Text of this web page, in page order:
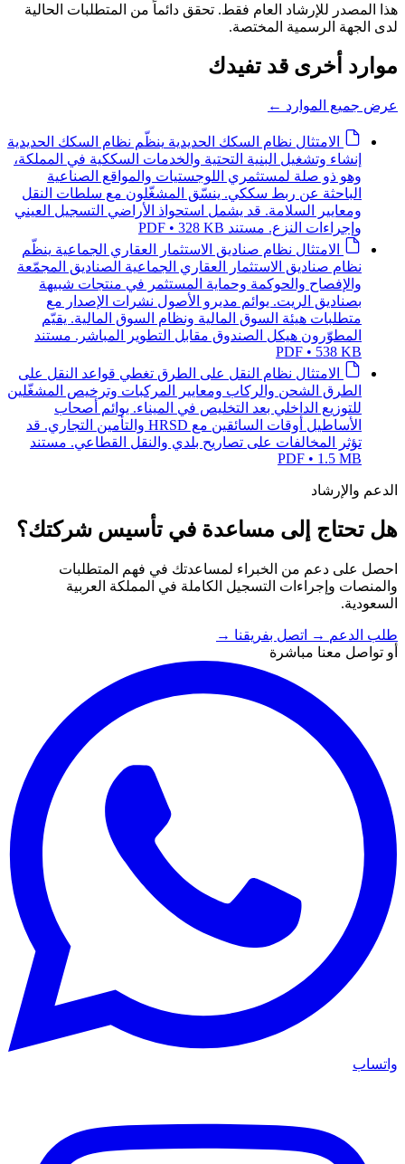
هذا المصدر للإرشاد العام فقط. تحقق دائماً من المتطلبات الحالية
لدى الجهة الرسمية المختصة.
موارد أخرى قد تفيدك
عرض جميع الموارد ←
الامتثال نظام السكك الحديدية ينظّم نظام السكك الحديدية
إنشاء وتشغيل البنية التحتية والخدمات السككية في المملكة،
وهو ذو صلة لمستثمري اللوجستيات والمواقع الصناعية
الباحثة عن ربط سككي. ينسّق المشغّلون مع سلطات النقل
ومعايير السلامة. قد يشمل استحواذ الأراضي التسجيل العيني
وإجراءات النزع. مستند PDF • 328 KB
الامتثال نظام صناديق الاستثمار العقاري الجماعية ينظّم
نظام صناديق الاستثمار العقاري الجماعية الصناديق المجمّعة
والإفصاح والحوكمة وحماية المستثمر في منتجات شبيهة
بصناديق الريت. يوائم مديرو الأصول نشرات الإصدار مع
متطلبات هيئة السوق المالية ونظام السوق المالية. يقيّم
المطوّرون هيكل الصندوق مقابل التطوير المباشر. مستند
PDF • 538 KB
الامتثال نظام النقل على الطرق تغطي قواعد النقل على
الطرق الشحن والركاب ومعايير المركبات وترخيص المشغّلين
للتوزيع الداخلي بعد التخليص في الميناء. يوائم أصحاب
الأساطيل أوقات السائقين مع HRSD والتأمين التجاري. قد
تؤثر المخالفات على تصاريح بلدي والنقل القطاعي. مستند
PDF • 1.5 MB
الدعم والإرشاد
هل تحتاج إلى مساعدة في تأسيس شركتك؟
احصل على دعم من الخبراء لمساعدتك في فهم المتطلبات
والمنصات وإجراءات التسجيل الكاملة في المملكة العربية
السعودية.
طلب الدعم → اتصل بفريقنا →
أو تواصل معنا مباشرة
واتساب